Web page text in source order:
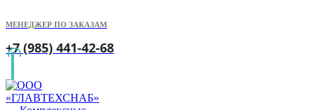
МЕНЕДЖЕР ПО ЗАКАЗАМ
+7 (985) 441-42-68